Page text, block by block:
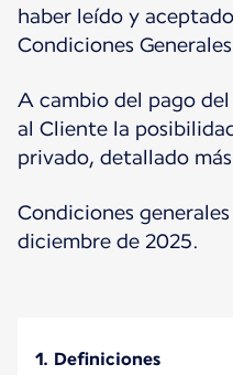
haber leído y
Condiciones
A cambio del pago
al Cliente la
privado, detallado
Condiciones
diciembre de 2025.
1. Definiciones